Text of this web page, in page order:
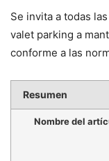
Se invita a todas
valet parking a
conforme a las
Resumen
Nombre del